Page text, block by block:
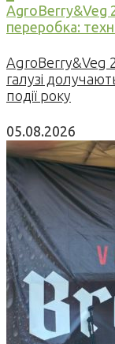
AgroBerry&Veg
переробка:
AgroBerry&Veg
галузі
події року
05.08.2026